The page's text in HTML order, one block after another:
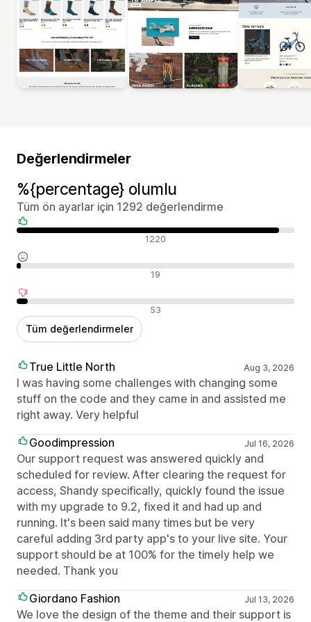
Değerlendirmeler
%{percentage} olumlu
Tüm ön ayarlar için 1292 değerlendirme
Olumlu değerlendirmeler 1220
Nötr değerlendirmeler 19
Olumsuz değerlendirmeler 53
Tüm değerlendirmeler
True Little North Aug 3, 2026
I was having some challenges with changing some
stuff on the code and they came in and assisted me
right away. Very helpful
Goodimpression
Jul 16, 2026
Our support request was answered quickly and
scheduled for review. After clearing the request for
access, Shandy specifically, quickly found the issue
with my upgrade to 9.2, fixed it and had up and
running. It's been said many times but be very
careful adding 3rd party app's to your live site. Your
support should be at 100% for the timely help we
needed. Thank you
Giordano Fashion
Jul 13, 2026
We love the design of the theme and their support is